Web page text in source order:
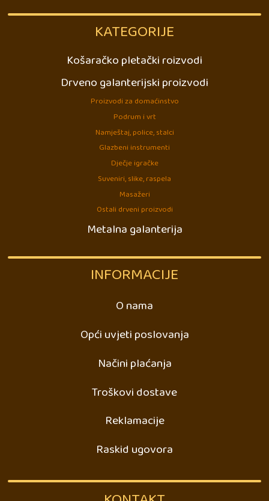
KATEGORIJE
Košaračko pletački roizvodi
Drveno galanterijski proizvodi
Proizvodi za domaćinstvo
Podrum i vrt
Namještaj, police, stalci
Glazbeni instrumenti
Dječje igračke
Suveniri, slike, raspela
Masažeri
Ostali drveni proizvodi
Metalna galanterija
INFORMACIJE
O nama
Opći uvjeti poslovanja
Načini plaćanja
Troškovi dostave
Reklamacije
Raskid ugovora